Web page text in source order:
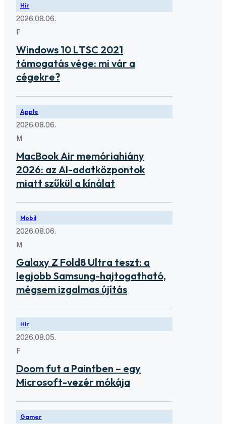
Hír
2026.08.06.
F
Windows 10 LTSC 2021
támogatás vége: mi vár a
cégekre?
Apple
2026.08.06.
M
MacBook Air memóriahiány
2026: az AI-adatközpontok
miatt szűkül a kínálat
Mobil
2026.08.06.
M
Galaxy Z Fold8 Ultra teszt: a
legjobb Samsung-hajtogatható,
mégsem izgalmas újítás
Hír
2026.08.05.
F
Doom fut a Paintben – egy
Microsoft-vezér mókája
Gamer